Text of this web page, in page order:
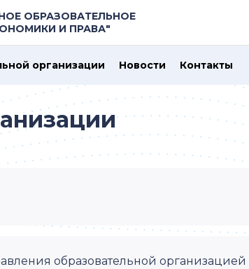
ОБРАЗОВАТЕЛЬНОЕ
И ПРАВА"
организации Новости Контакты
образовательной организацией